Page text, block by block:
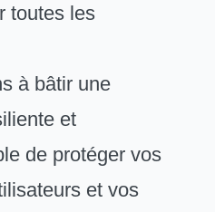
toutes les
à bâtir une
et
de protéger vos
et vos